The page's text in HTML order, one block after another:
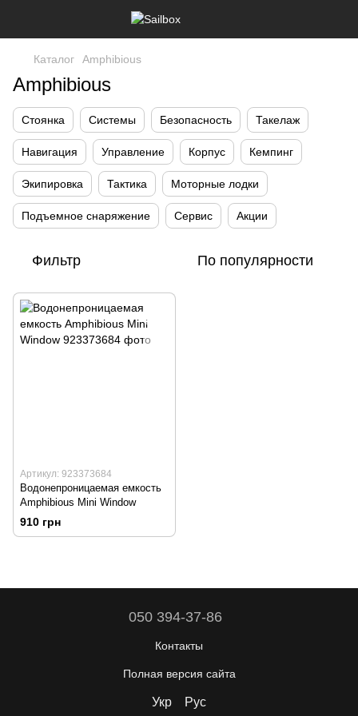
Каталог Amphibious
Amphibious
Стоянка Системы Безопасность Такелаж
Навигация Управление Корпус Кемпинг
Экипировка Тактика Моторные лодки
Подъемное снаряжение Сервис Акции
Фильтр По популярности
Артикул: 923373684
Водонепроницаемая емкость
Amphibious Mini Window
910 грн
050 394-37-86
Контакты
Полная версия сайта
Укр Рус